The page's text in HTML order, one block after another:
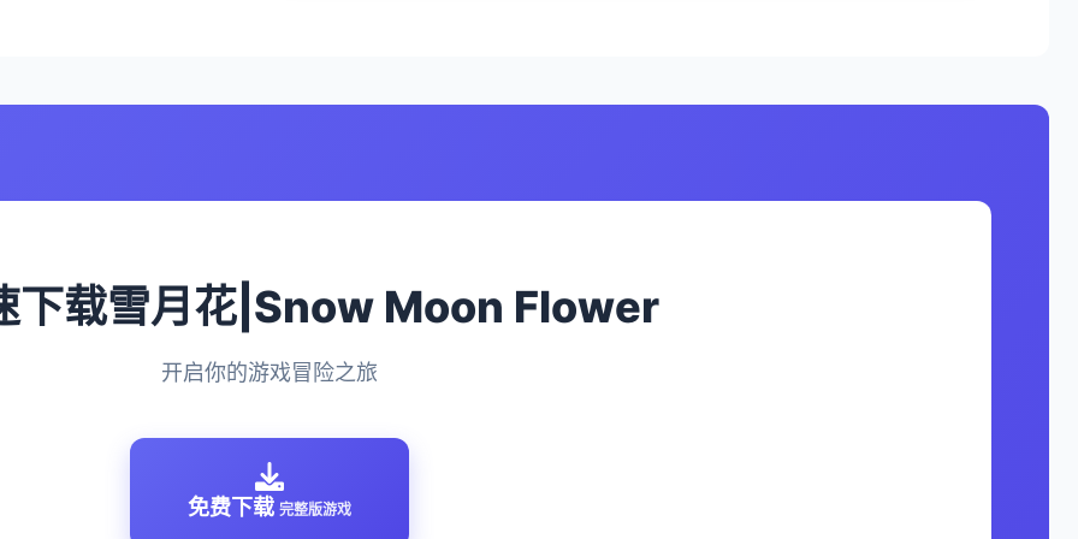
下载雪月花|Snow Moon Flower
开启你的游戏冒险之旅
免费下载 完整版游戏